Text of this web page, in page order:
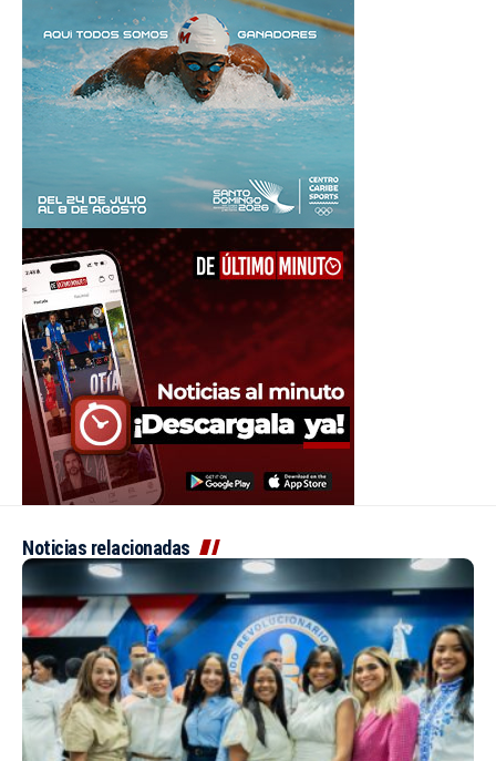
Noticias relacionadas